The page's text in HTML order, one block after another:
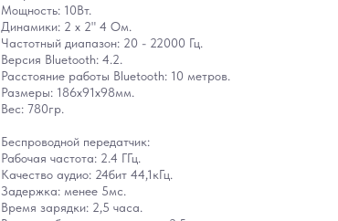
Мощность: 10Вт.
Динамики: 2 х 2" 4 Ом.
Частотный диапазон: 20 - 22000 Гц.
Версия Bluetooth: 4.2.
Расстояние работы Bluetooth: 10 метров.
Размеры: 186х91х98мм.
Вес: 780гр.
Беспроводной передатчик:
Рабочая частота: 2.4 ГГц.
Качество аудио: 24бит 44,1кГц.
Задержка: менее 5мс.
Время зарядки: 2,5 часа.